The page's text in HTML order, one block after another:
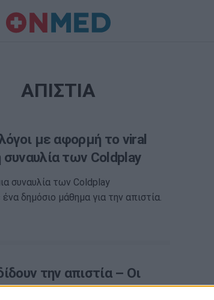
ΑΠΙΣΤΙΑ
με αφορμή το viral
των Coldplay
συναυλία των Coldplay
δημόσιο μάθημα για την απιστία.
την απιστία – Οι